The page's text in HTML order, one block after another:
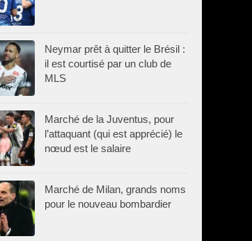
Neymar prêt à quitter le Brésil :
il est courtisé par un club de
MLS
Marché de la Juventus, pour
l’attaquant (qui est apprécié) le
nœud est le salaire
Marché de Milan, grands noms
pour le nouveau bombardier